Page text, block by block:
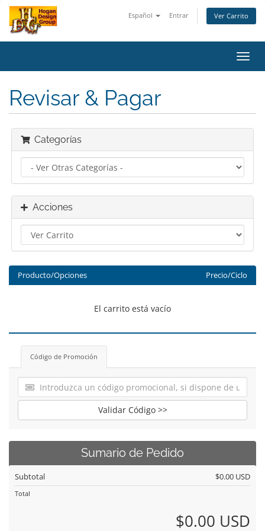
Español Entrar Ver Carrito
Revisar & Pagar
Categorías
Acciones
Producto/Opciones Precio/Ciclo
El carrito está vacío
Código de Promoción
Validar Código >>
Sumario de Pedido
Subtotal $0.00 USD
Total
$0.00 USD